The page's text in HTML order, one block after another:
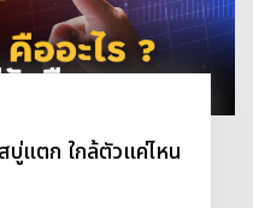
บู่แตก ใกล้ตัวแค่ไหน